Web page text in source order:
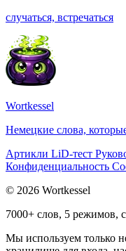
случаться, встречаться
Wortkessel
Немецкие слова,
Артикли LiD-тест
Конфиденциальность
© 2026 Wortkessel
7000+ слов, 5 режимов,
Мы используем только